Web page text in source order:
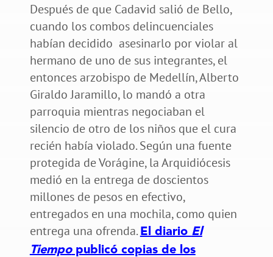
Después de que Cadavid salió de Bello,
cuando los combos delincuenciales
habían decidido asesinarlo por violar al
hermano de uno de sus integrantes, el
entonces arzobispo de Medellín, Alberto
Giraldo Jaramillo, lo mandó a otra
parroquia mientras negociaban el
silencio de otro de los niños que el cura
recién había violado. Según una fuente
protegida de Vorágine, la Arquidiócesis
medió en la entrega de doscientos
millones de pesos en efectivo,
entregados en una mochila, como quien
entrega una ofrenda. El diario El
Tiempopublicó copias de los